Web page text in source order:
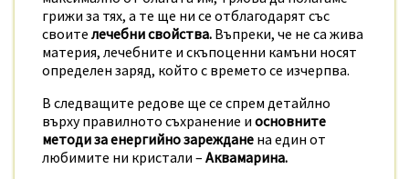
грижи за тях, а те ще ни се отблагодарят със
своите лечебни свойства. Въпреки, че не са жива
материя, лечебните и скъпоценни камъни носят
определен заряд, който с времето се изчерпва.
В следващите редове ще се спрем детайлно
върху правилното съхранение и основните
методи за енергийно зареждане на един от
любимите ни кристали – Аквамарина.